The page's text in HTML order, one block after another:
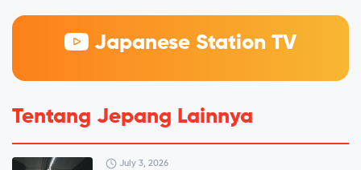
Japanese Station TV
Tentang Jepang Lainnya
July 3, 2026